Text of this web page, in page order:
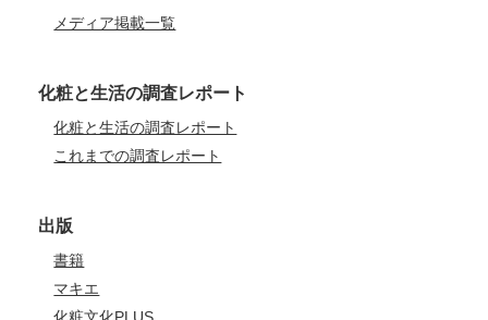
メディア掲載一覧
化粧と生活の調査レポート
化粧と生活の調査レポート
これまでの調査レポート
出版
書籍
マキエ
化粧文化PLUS